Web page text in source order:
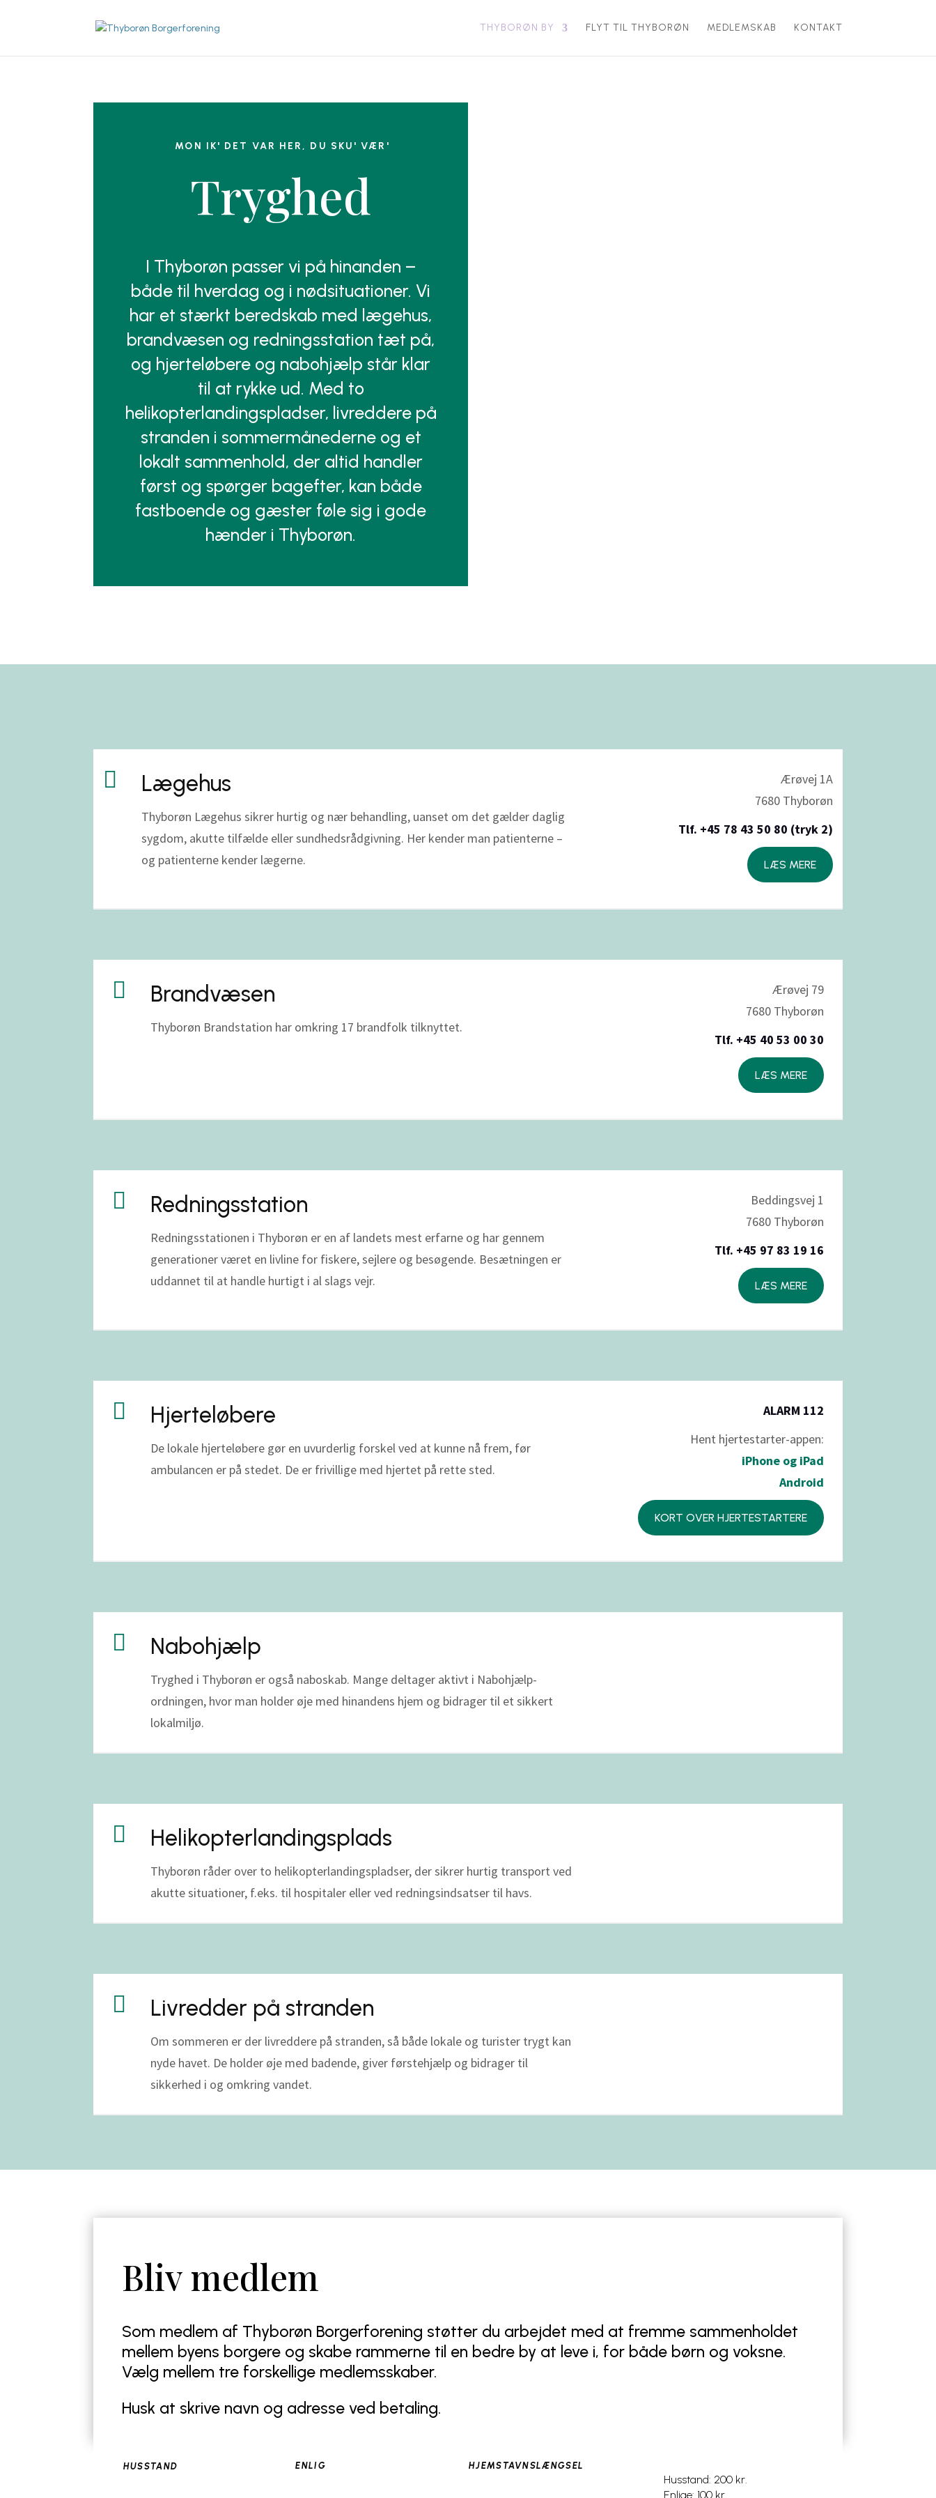
THYBORØN BY FLYT TIL THYBORØN MEDLEMSKAB KONTAKT
MON IK' DET VAR HER, DU SKU' VÆR'
Tryghed
I Thyborøn passer vi på hinanden –
både til hverdag og i nødsituationer. Vi
har et stærkt beredskab med lægehus,
brandvæsen og redningsstation tæt på,
og hjerteløbere og nabohjælp står klar
til at rykke ud. Med to
helikopterlandingspladser, livreddere på
stranden i sommermånederne og et
lokalt sammenhold, der altid handler
først og spørger bagefter, kan både
fastboende og gæster føle sig i gode
hænder i Thyborøn.
 Lægehus
Thyborøn Lægehus sikrer hurtig og nær behandling, uanset om det gælder daglig
sygdom, akutte tilfælde eller sundhedsrådgivning. Her kender man patienterne –
og patienterne kender lægerne.
Ærøvej 1A
7680 Thyborøn
Tlf. +45 78 43 50 80 (tryk 2)
LÆS MERE
 Brandvæsen
Thyborøn Brandstation har omkring 17 brandfolk tilknyttet.
Ærøvej 79
7680 Thyborøn
Tlf. +45 40 53 00 30
LÆS MERE
 Redningsstation
Redningsstationen i Thyborøn er en af landets mest erfarne og har gennem
generationer været en livline for fiskere, sejlere og besøgende. Besætningen er
uddannet til at handle hurtigt i al slags vejr.
Beddingsvej 1
7680 Thyborøn
Tlf. +45 97 83 19 16
LÆS MERE
 Hjerteløbere
De lokale hjerteløbere gør en uvurderlig forskel ved at kunne nå frem, før
ambulancen er på stedet. De er frivillige med hjertet på rette sted.
ALARM 112
Hent hjertestarter-appen:
iPhoneog iPad
Android
KORT OVER HJERTESTARTERE
 Nabohjælp
Tryghed i Thyborøn er også naboskab. Mange deltager aktivt i Nabohjælp-
ordningen, hvor man holder øje med hinandens hjem og bidrager til et sikkert
lokalmiljø.
 Helikopterlandingsplads
Thyborøn råder over to helikopterlandingspladser, der sikrer hurtig transport ved
akutte situationer, f.eks. til hospitaler eller ved redningsindsatser til havs.
 Livredder på stranden
Om sommeren er der livreddere på stranden, så både lokale og turister trygt kan
nyde havet. De holder øje med badende, giver førstehjælp og bidrager til
sikkerhed i og omkring vandet.
Bliv medlem
Som medlem af Thyborøn Borgerforening støtter du arbejdet med at fremme sammenholdet
mellem byens borgere og skabe rammerne til en bedre by at leve i, for både børn og voksne.
Vælg mellem tre forskellige medlemsskaber.
Husk at skrive navn og adresse ved betaling.
HUSSTAND ENLIG HJEMSTAVNSLÆNGSEL
Husstand: 200 kr.
Enlige: 100 kr.